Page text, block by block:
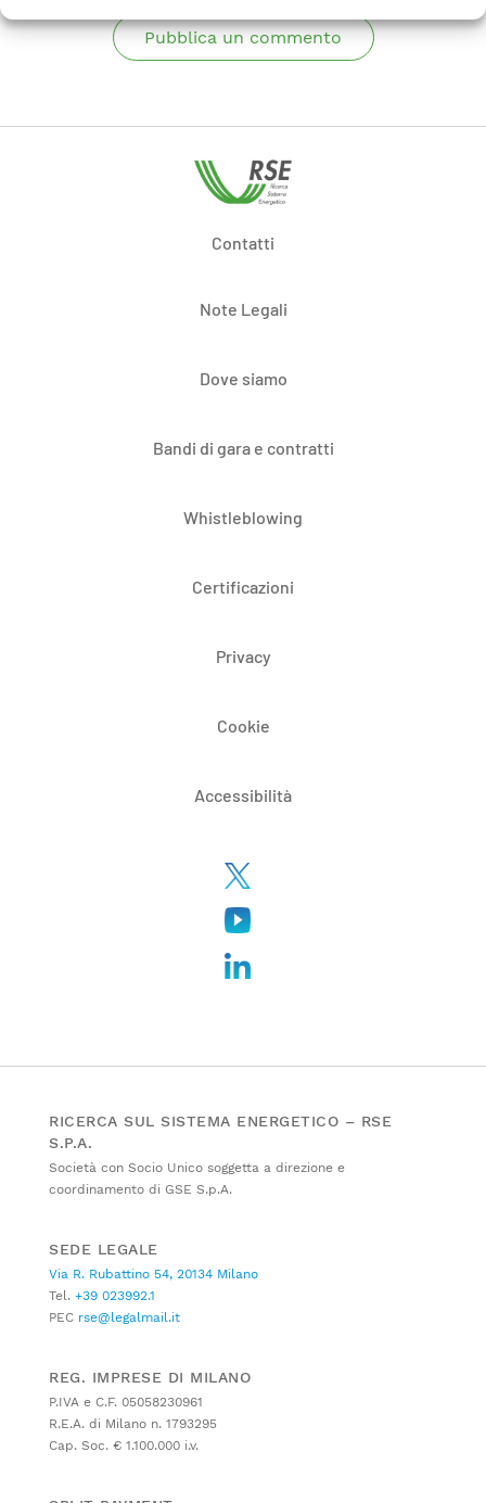
Pubblica un commento
Contatti
Note Legali
Dove siamo
Bandi di gara e contratti
Whistleblowing
Certificazioni
Privacy
Cookie
Accessibilità
RICERCA SUL SISTEMA ENERGETICO – RSE
S.P.A.
Società con Socio Unico soggetta a direzione e
coordinamento di GSE S.p.A.
SEDE LEGALE
Via R. Rubattino 54, 20134 Milano
Tel. +39 023992.1
PEC rse@legalmail.it
REG. IMPRESE DI MILANO
P.IVA e C.F. 05058230961
R.E.A. di Milano n. 1793295
Cap. Soc. € 1.100.000 i.v.